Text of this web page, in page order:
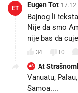
ET Eugen Tot
Bajnog li
Nije da smo
nije bas da
34 10
AS At
Vanuatu,
Samoa....